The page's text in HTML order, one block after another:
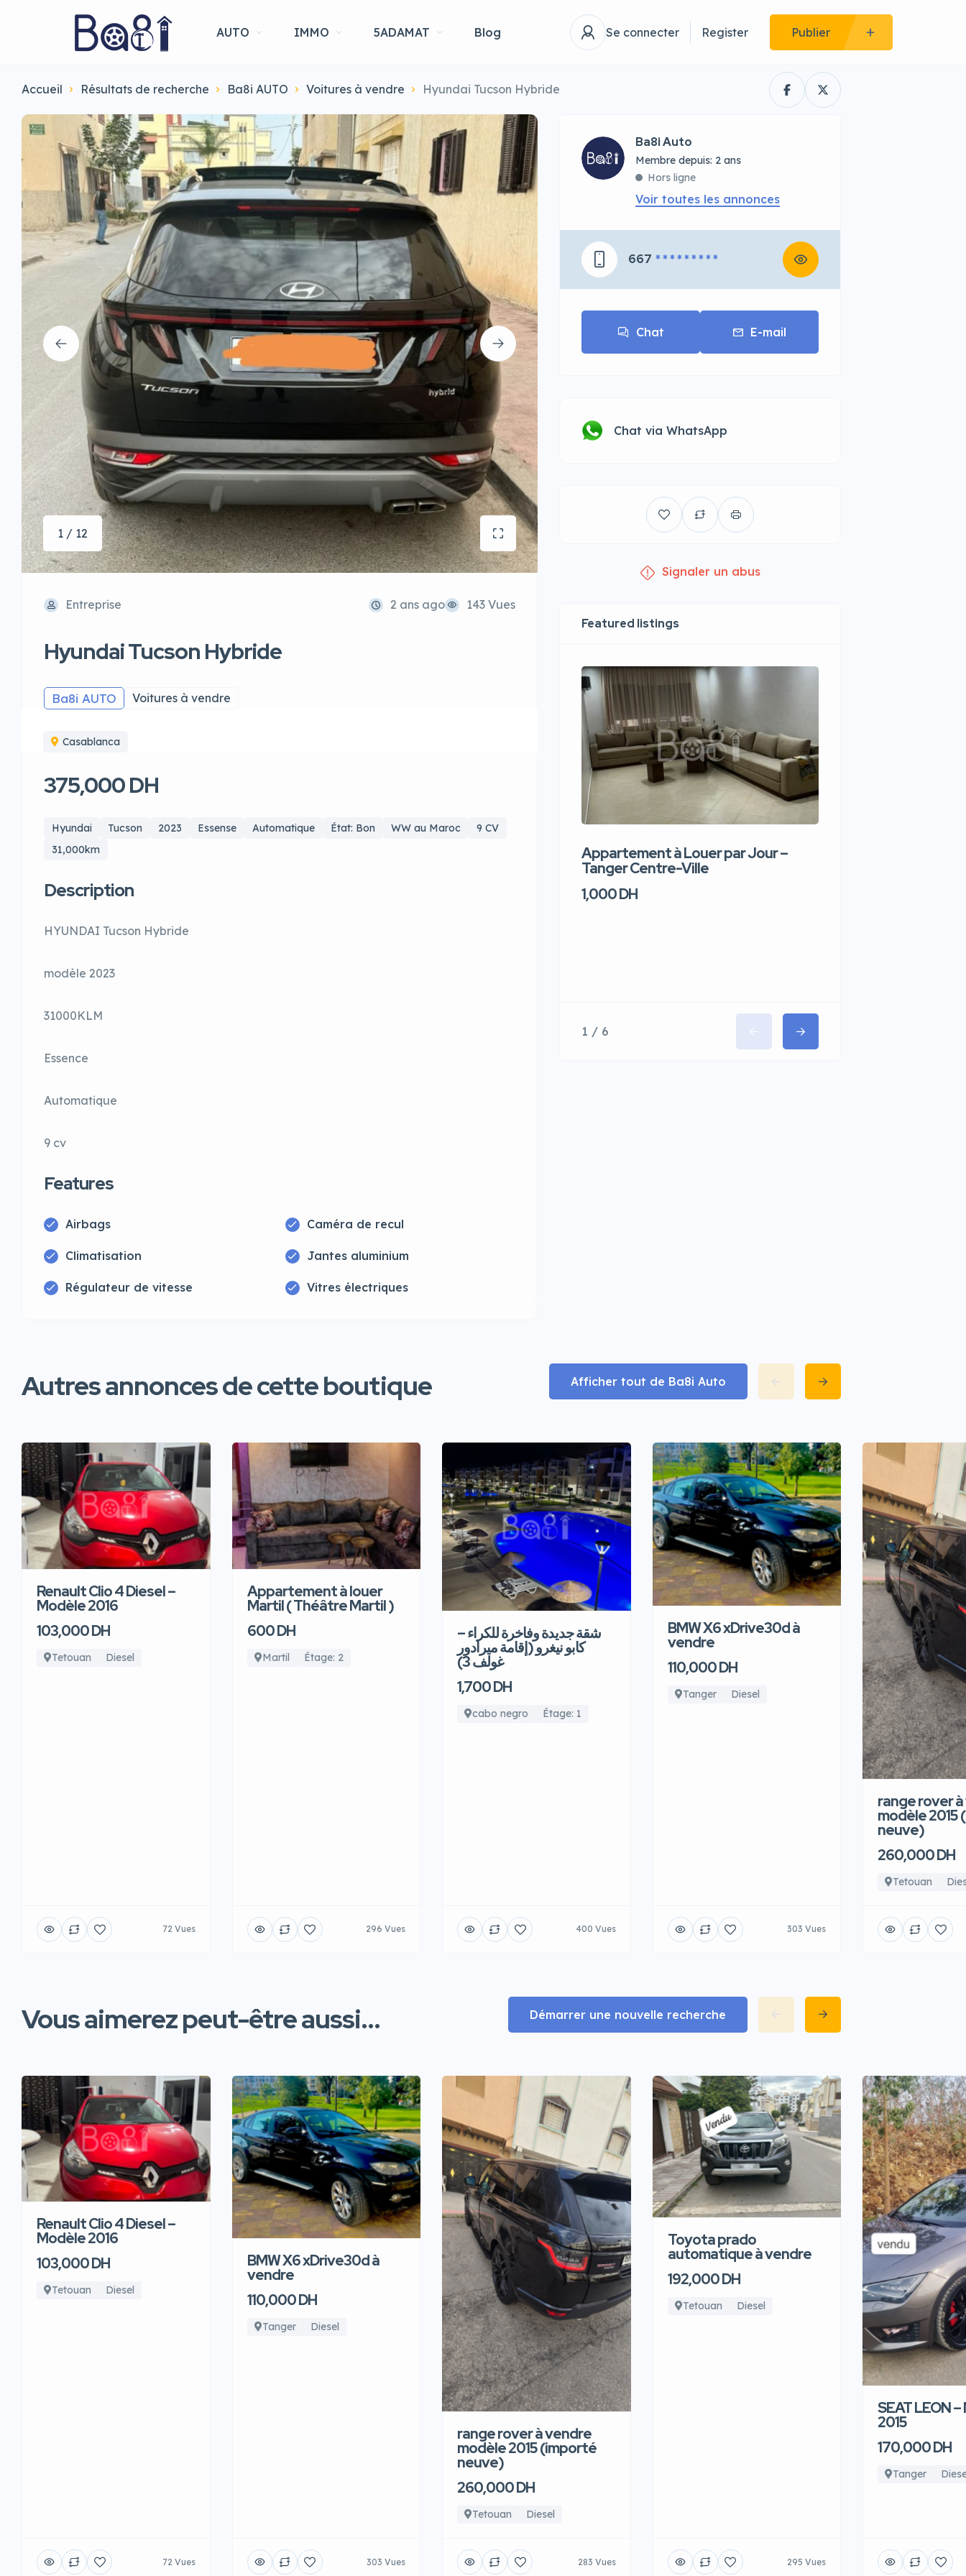
AUTO IMMO 5ADAMAT Blog Se connecter Register Publier
Accueil Résultats de recherche Ba8i AUTO Voitures à vendre Hyundai Tucson Hybride
1 / 12
Entreprise 2 ans ago 143 Vues
Hyundai Tucson Hybride
Ba8i AUTO Voitures à vendre
Casablanca
375,000 DH
Hyundai Tucson 2023 Essense Automatique État: Bon WW au Maroc
9 CV
31,000km
Description
HYUNDAI Tucson Hybride
modèle 2023
31000KLM
Essence
Automatique
9 cv
Features
Airbags Caméra de recul
Climatisation Jantes aluminium
Régulateur de vitesse Vitres électriques
Ba8i Auto
Membre depuis: 2 ans
Hors ligne
Voir toutes les annonces
667 * * * * * * * * *
Chat E-mail
Chat via WhatsApp
Signaler un abus
Featured listings
Appartement à Louer par Jour –
Tanger Centre-Ville
1,000 DH
1 / 6
Autres annonces de cette boutique Afficher tout de Ba8i Auto
Renault Clio 4 Diesel –
Modèle 2016
103,000 DH
Tetouan Diesel
72 Vues
Appartement à louer
Martil ( Théâtre Martil )
600 DH
Martil Étage: 2
296 Vues
شقة جديدة وفاخرة للكراء –
كابو نيغرو (إقامة ميرادور
غولف 3)
1,700 DH
cabo negro Étage: 1
400 Vues
BMW X6 xDrive30d à
vendre
110,000 DH
Tanger Diesel
303 Vues
range rover
modèle 2015
neuve)
260,000 DH
Tetouan
Vous aimerez peut-être aussi... Démarrer une nouvelle recherche
Renault Clio 4 Diesel –
Modèle 2016
103,000 DH
Tetouan Diesel
72 Vues
BMW X6 xDrive30d à
vendre
110,000 DH
Tanger Diesel
303 Vues
range rover à vendre
modèle 2015 (importé
neuve)
260,000 DH
Tetouan Diesel
283 Vues
Toyota prado
automatique à vendre
192,000 DH
Tetouan Diesel
295 Vues
SEAT LEON –
2015
170,000 DH
Tanger